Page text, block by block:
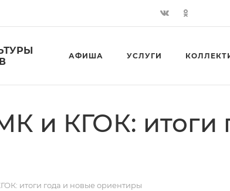
АФИША УСЛУГИ
и КГОК: итоги
итоги года и новые ориентиры